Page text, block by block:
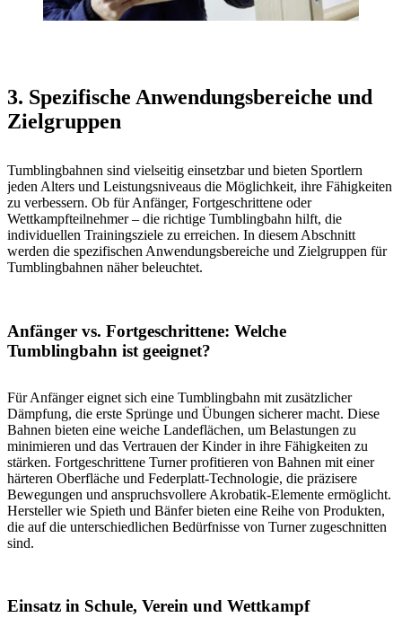
3. Spezifische Anwendungsbereiche und
Zielgruppen
Tumblingbahnen sind vielseitig einsetzbar und bieten Sportlern
jeden Alters und Leistungsniveaus die Möglichkeit, ihre Fähigkeiten
zu verbessern. Ob für Anfänger, Fortgeschrittene oder
Wettkampfteilnehmer – die richtige Tumblingbahn hilft, die
individuellen Trainingsziele zu erreichen. In diesem Abschnitt
werden die spezifischen Anwendungsbereiche und Zielgruppen für
Tumblingbahnen näher beleuchtet.
Anfänger vs. Fortgeschrittene: Welche
Tumblingbahn ist geeignet?
Für Anfänger eignet sich eine Tumblingbahn mit zusätzlicher
Dämpfung, die erste Sprünge und Übungen sicherer macht. Diese
Bahnen bieten eine weiche Landeflächen, um Belastungen zu
minimieren und das Vertrauen der Kinder in ihre Fähigkeiten zu
stärken. Fortgeschrittene Turner profitieren von Bahnen mit einer
härteren Oberfläche und Federplatt-Technologie, die präzisere
Bewegungen und anspruchsvollere Akrobatik-Elemente ermöglicht.
Hersteller wie Spieth und Bänfer bieten eine Reihe von Produkten,
die auf die unterschiedlichen Bedürfnisse von Turner zugeschnitten
sind.
Einsatz in Schule, Verein und Wettkampf